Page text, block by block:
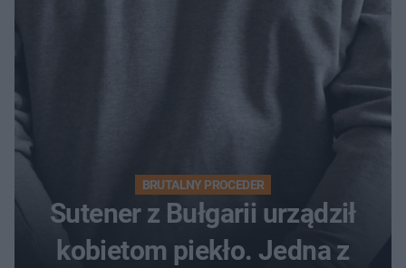
BRUTALNY PROCEDER
Sutener z Bułgarii urządził
kobietom piekło. Jedna z